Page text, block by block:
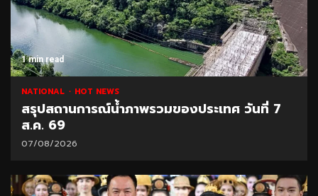
1 min read
NATIONAL HOT NEWS
สรุปสถานการณ์น้ำภาพรวมของประเทศ วันที่ 7
ส.ค. 69
07/08/2026